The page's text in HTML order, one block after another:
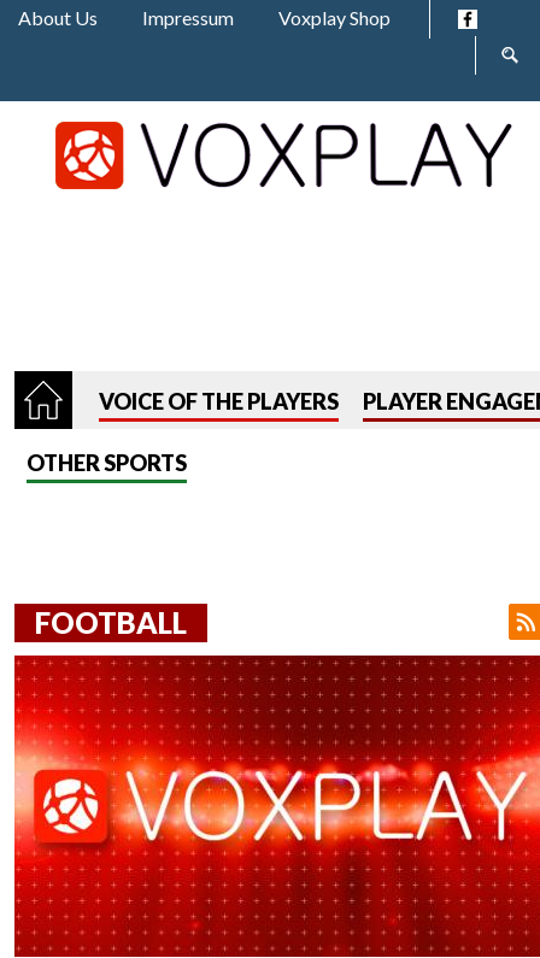
Jump to navigation
About Us Impressum Voxplay Shop
form
VOICE OF THE PLAYERS PLAYER
OTHER SPORTS
FOOTBALL
Pages